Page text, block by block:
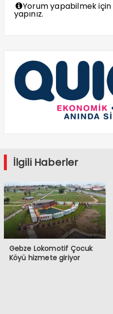
Yorum yapabilmek için
yapınız.
İlgili Haberler
Gebze Lokomotif Çocuk
Köyü hizmete giriyor